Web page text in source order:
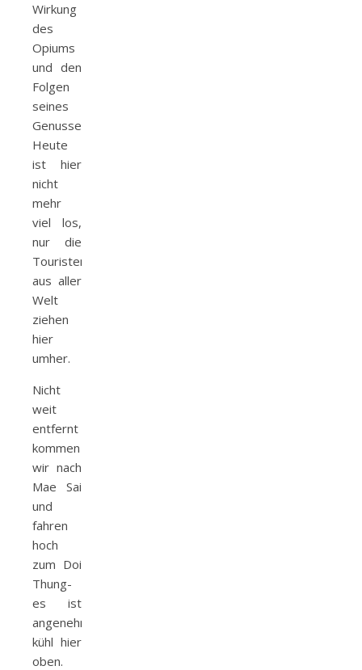
Wirkung
des
Opiums
und den
Folgen
seines
Genusses.
Heute
ist hier
nicht
mehr
viel los,
nur die
Touristen
aus aller
Welt
ziehen
hier
umher.
Nicht
weit
entfernt
kommen
wir nach
Mae Sai
und
fahren
hoch
zum Doi
Thung-
es ist
angenehm
kühl hier
oben.